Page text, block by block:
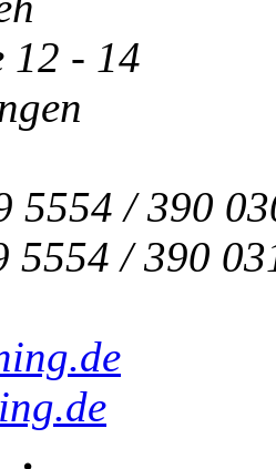
12 - 14
5554 / 390
5554 / 390